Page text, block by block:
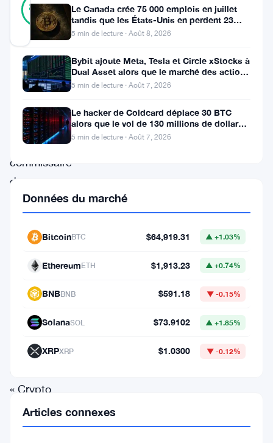
87%
RÉEL
votes
Mis à jour 2 mois il y a
Hester
Peirce
s’en
va.
commissaire
de
connue
l’industrie
crypto
sous
nom
« Crypto
Mom »,
prévoit
Le Canada crée 75 000 emplois en juillet
tandis que les États-Unis en perdent 23
000, Bitcoin reste à 65K
5 min de lecture · Août 8, 2026
Bybit ajoute Meta, Tesla et Circle xStocks à
Dual Asset alors que le marché des actions
tokenisées atteint
5 min de lecture · Août 7, 2026
Le hacker de Coldcard déplace 30 BTC
alors que le vol de 130 millions de dollars
entre dans une nouvelle phase
5 min de lecture · Août 7, 2026
Données du marché
BitcoinBTC $64,919.31 ▲ +1.03%
EthereumETH $1,913.23 ▲ +0.74%
BNBBNB $591.18 ▼ -0.15%
SolanaSOL $73.9102 ▲ +1.85%
XRPXRP $1.0300 ▼ -0.12%
Articles connexes